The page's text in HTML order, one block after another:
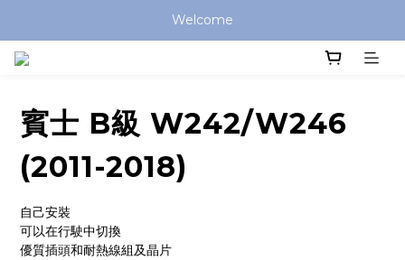
Welcome
賓士 B級 W242/W246
(2011-2018)
自己安裝
可以在行駛中切換
優質插頭和耐熱線組及晶片